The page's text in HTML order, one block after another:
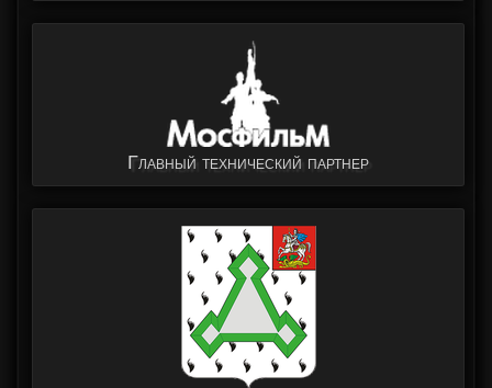
Главный технический партнер